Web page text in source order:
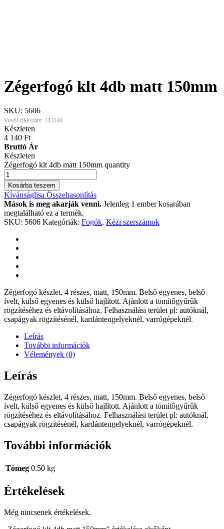
Zégerfogó klt 4db matt 150mm
SKU: 5606
Vevői cikkszám: 243140
Készleten
4 140 Ft
Bruttó Ár
Készleten
Zégerfogó klt 4db matt 150mm quantity
Kosárba teszem
Kívánságlisa Összehasonlítás
Mások is meg akarják venni. Jelenleg 1 ember kosarában
megtalálható ez a termék.
SKU: 5606 Kategóriák: Fogók, Kézi szerszámok
Zégerfogó készlet, 4 részes, matt, 150mm. Belső egyenes, belső
ívelt, külső egyenes és külső hajlított. Ajánlott a tömítőgyűrűk
rögzítéséhez és eltávolításához. Felhasználási terület pl: autóknál,
csapágyak rögzítésénél, kardántengelyeknél, varrógépeknél.
Leírás
További információk
Vélemények (0)
Leírás
Zégerfogó készlet, 4 részes, matt, 150mm. Belső egyenes, belső
ívelt, külső egyenes és külső hajlított. Ajánlott a tömítőgyűrűk
rögzítéséhez és eltávolításához. Felhasználási terület pl: autóknál,
csapágyak rögzítésénél, kardántengelyeknél, varrógépeknél.
További információk
Tömeg 0.50 kg
Értékelések
Még nincsenek értékelések.